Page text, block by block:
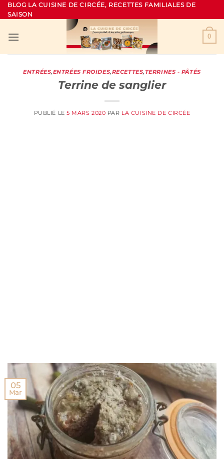
Passer
au
BLOG LA CUISINE DE CIRCÉE, RECETTES FAMILIALES DE
SAISON
0
ENTRÉES,ENTRÉES FROIDES,RECETTES,TERRINES - PÂTÉS
Terrine de sanglier
PUBLIÉ LE5 MARS 2020 PAR LA CUISINE DE CIRCÉE
05
Mar